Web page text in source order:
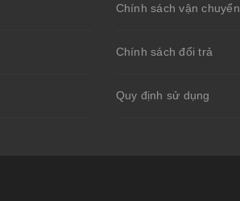
Chính sách vận chuyển
Chính sách đổi trả
Quy định sử dụng